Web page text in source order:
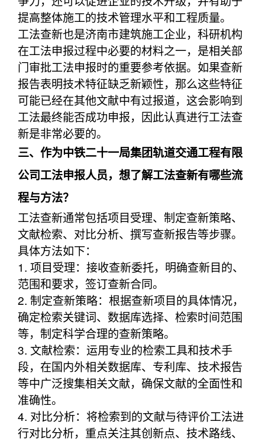
提高整体施工的技术管理水平和工程质量。
工法查新也是济南市建筑施工企业，科研机构
在工法申报过程中必要的材料之一，是相关部
门审批工法申报时的重要参考依据。如果查新
报告表明技术特征缺乏新颖性，那么这些特征
可能已经在其他文献中有过报道，这会影响到
工法最终能否成功申报，因此认真进行工法查
新是非常必要的。
三、作为中铁二十一局集团轨道交通工程有限
公司工法申报人员，想了解工法查新有哪些流
程与方法？
工法查新通常包括项目受理、制定查新策略、
文献检索、对比分析、撰写查新报告等步骤。
具体方法如下：
1. 项目受理：接收查新委托，明确查新目的、
范围和要求，签订查新合同。
2. 制定查新策略：根据查新项目的具体情况，
确定检索关键词、数据库选择、检索时间范围
等，制定科学合理的查新策略。
3. 文献检索：运用专业的检索工具和技术手
段，在国内外相关数据库、专利库、技术报告
等中广泛搜集相关文献，确保文献的全面性和
准确性。
4. 对比分析：将检索到的文献与待评价工法进
行对比分析，重点关注其创新点、技术路线、